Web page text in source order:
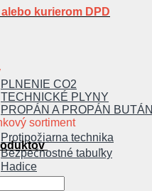
PLNENIE CO2
TECHNICKÉ PLYNY
PROPÁN A PROPÁN BUTÁN
sortiment
Protipožiarna technika
Bezpečnostné tabuľky
Hadice
kurierom DPD